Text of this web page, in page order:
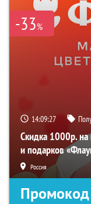
-33%
14:09:26
Скидка 1000р. на
и подарков
Россия
Промокод